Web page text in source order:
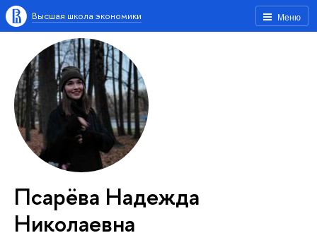
Меню
Высшая школа экономики
Псарёва Надежда
Николаевна